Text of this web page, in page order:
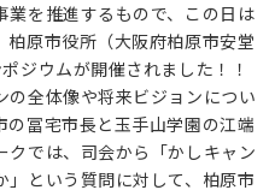
業を推進するもので、この日は
原市役所（大阪府柏原市安堂
ジウムが開催されました！！
全体像や将来ビジョンについ
冨宅市長と玉手山学園の江端
では、司会から「かしキャン
」という質問に対して、柏原市